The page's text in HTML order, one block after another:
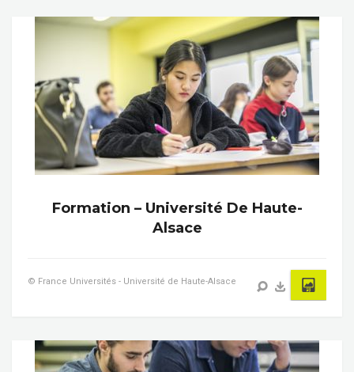
Formation – Université De Haute-
Alsace
© France Universités - Université de Haute-Alsace